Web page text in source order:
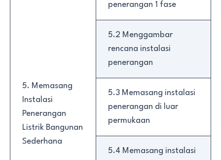
5. Memasang
Instalasi
Penerangan
Listrik Bangunan
Sederhana
penerangan 1 fase
5.2 Menggambar
rencana instalasi
penerangan
5.3 Memasang instalasi
penerangan di luar
permukaan
5.4 Memasang instalasi